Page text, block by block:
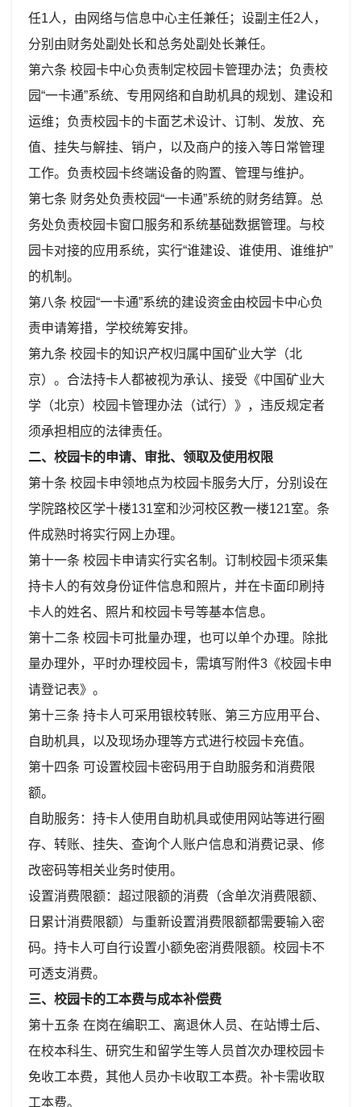
任1人，由网络与信息中心主任兼任；设副主任2人，
分别由财务处副处长和总务处副处长兼任。
第六条 校园卡中心负责制定校园卡管理办法；负责校
园“一卡通”系统、专用网络和自助机具的规划、建设和
运维；负责校园卡的卡面艺术设计、订制、发放、充
值、挂失与解挂、销户，以及商户的接入等日常管理
工作。负责校园卡终端设备的购置、管理与维护。
第七条 财务处负责校园“一卡通”系统的财务结算。总
务处负责校园卡窗口服务和系统基础数据管理。与校
园卡对接的应用系统，实行“谁建设、谁使用、谁维护”
的机制。
第八条 校园“一卡通”系统的建设资金由校园卡中心负
责申请筹措，学校统筹安排。
第九条 校园卡的知识产权归属中国矿业大学（北
京）。合法持卡人都被视为承认、接受《中国矿业大
学（北京）校园卡管理办法（试行）》，违反规定者
须承担相应的法律责任。
二、校园卡的申请、审批、领取及使用权限
第十条 校园卡申领地点为校园卡服务大厅，分别设在
学院路校区学十楼131室和沙河校区教一楼121室。条
件成熟时将实行网上办理。
第十一条 校园卡申请实行实名制。订制校园卡须采集
持卡人的有效身份证件信息和照片，并在卡面印刷持
卡人的姓名、照片和校园卡号等基本信息。
第十二条 校园卡可批量办理，也可以单个办理。除批
量办理外，平时办理校园卡，需填写附件3《校园卡申
请登记表》。
第十三条 持卡人可采用银校转账、第三方应用平台、
自助机具，以及现场办理等方式进行校园卡充值。
第十四条 可设置校园卡密码用于自助服务和消费限
额。
自助服务：持卡人使用自助机具或使用网站等进行圈
存、转账、挂失、查询个人账户信息和消费记录、修
改密码等相关业务时使用。
设置消费限额：超过限额的消费（含单次消费限额、
日累计消费限额）与重新设置消费限额都需要输入密
码。持卡人可自行设置小额免密消费限额。校园卡不
可透支消费。
三、校园卡的工本费与成本补偿费
第十五条 在岗在编职工、离退休人员、在站博士后、
在校本科生、研究生和留学生等人员首次办理校园卡
免收工本费，其他人员办卡收取工本费。补卡需收取
工本费。